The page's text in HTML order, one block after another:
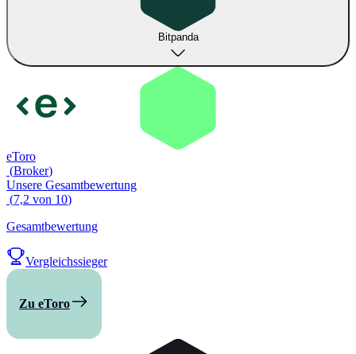
Bitpanda
eToro
(Broker)
Unsere Gesamtbewertung
(7,2 von 10)
Gesamtbewertung
Vergleichssieger
Zu eToro